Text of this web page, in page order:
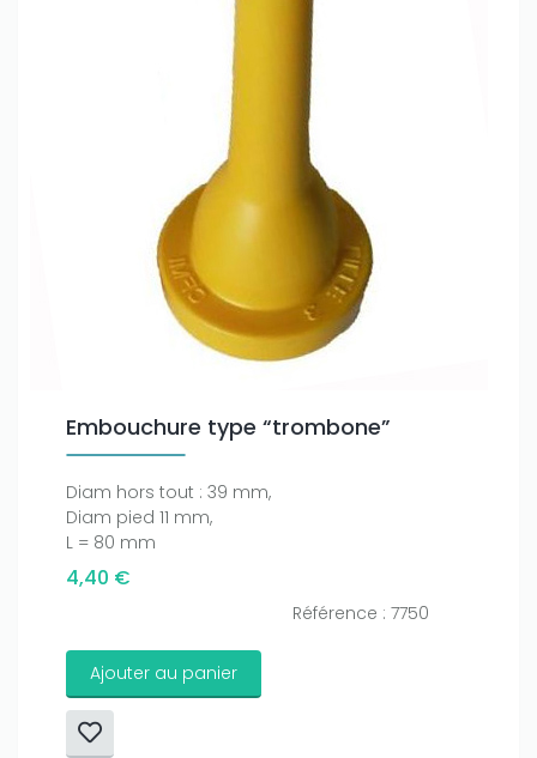
Embouchure type “trombone”
Diam hors tout : 39 mm,
Diam pied 11 mm,
L = 80 mm
4,40 €
Référence : 7750
Ajouter au panier